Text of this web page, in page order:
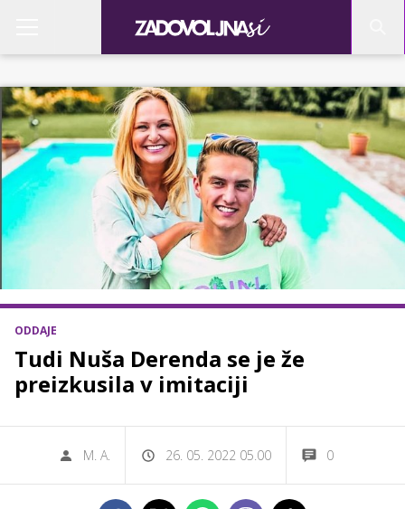
ODDAJE
Tudi Nuša Derenda se je že
preizkusila v imitaciji
M. A. 26. 05. 2022 05.00 0